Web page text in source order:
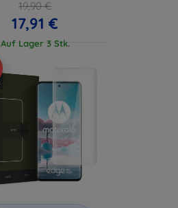
19,90 €
17,91 €
Auf Lager 3 Stk.